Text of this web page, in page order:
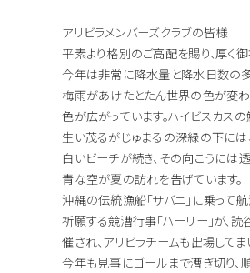
アリビラメンバーズクラブの皆様
平素より格別のご高配を賜り、厚く
今年は非常に降水量と降水日数の多
梅雨があけたとたん世界の色が変
色が広がっています。ハイビスカスの
生い茂るがじゅまるの深緑の下には
白いビーチが続き、その向こうには
青な空が夏の訪れを告げています。
沖縄の伝統漁船「サバニ」に乗って
祈願する競漕行事「ハーリー」が、
催され、アリビラチームも出場してま
今年も見事にゴールまで漕ぎ切り、